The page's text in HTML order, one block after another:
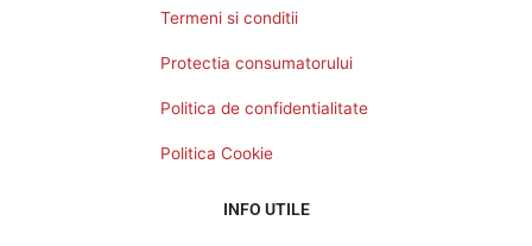
Termeni si conditii
Protectia consumatorului
Politica de confidentialitate
Politica Cookie
INFO UTILE